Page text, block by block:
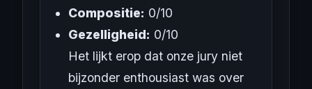
Compositie: 0/10
Gezelligheid: 0/10
Het lijkt erop dat onze jury niet
bijzonder enthousiast was over